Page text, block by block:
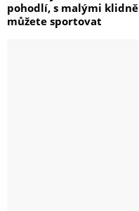
pohodlí, s malými klidně
můžete sportovat